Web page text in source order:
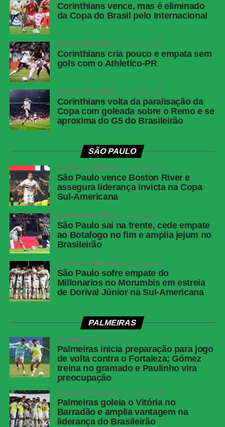
Corinthians vence, mas é eliminado
da Copa do Brasil pelo Internacional
BRASILEIRÃO SÉRIE A 1 semana atrás
Corinthians cria pouco e empata sem
gols com o Athletico-PR
BRASILEIRÃO SÉRIE A 2 semanas atrás
Corinthians volta da paralisação da
Copa com goleada sobre o Remo e se
aproxima do G5 do Brasileirão
SÃO PAULO
COPA SUL-AMERICANA 3 meses atrás
São Paulo vence Boston River e
assegura liderança invicta na Copa
Sul-Americana
BRASILEIRÃO SÉRIE A 3 meses atrás
São Paulo sai na frente, cede empate
ao Botafogo no fim e amplia jejum no
Brasileirão
COPA SUL-AMERICANA 3 meses atrás
São Paulo sofre empate do
Millonarios no Morumbis em estreia
de Dorival Júnior na Sul-Americana
PALMEIRAS
PALMEIRAS 6 dias atrás
Palmeiras inicia preparação para jogo
de volta contra o Fortaleza; Gómez
treina no gramado e Paulinho vira
preocupação
BRASILEIRÃO SÉRIE A 2 semanas atrás
Palmeiras goleia o Vitória no
Barradão e amplia vantagem na
liderança do Brasileirão